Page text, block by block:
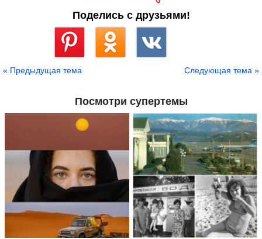
Поделись с друзьями!
« Предыдущая тема Следующая тема »
Посмотри супертемы